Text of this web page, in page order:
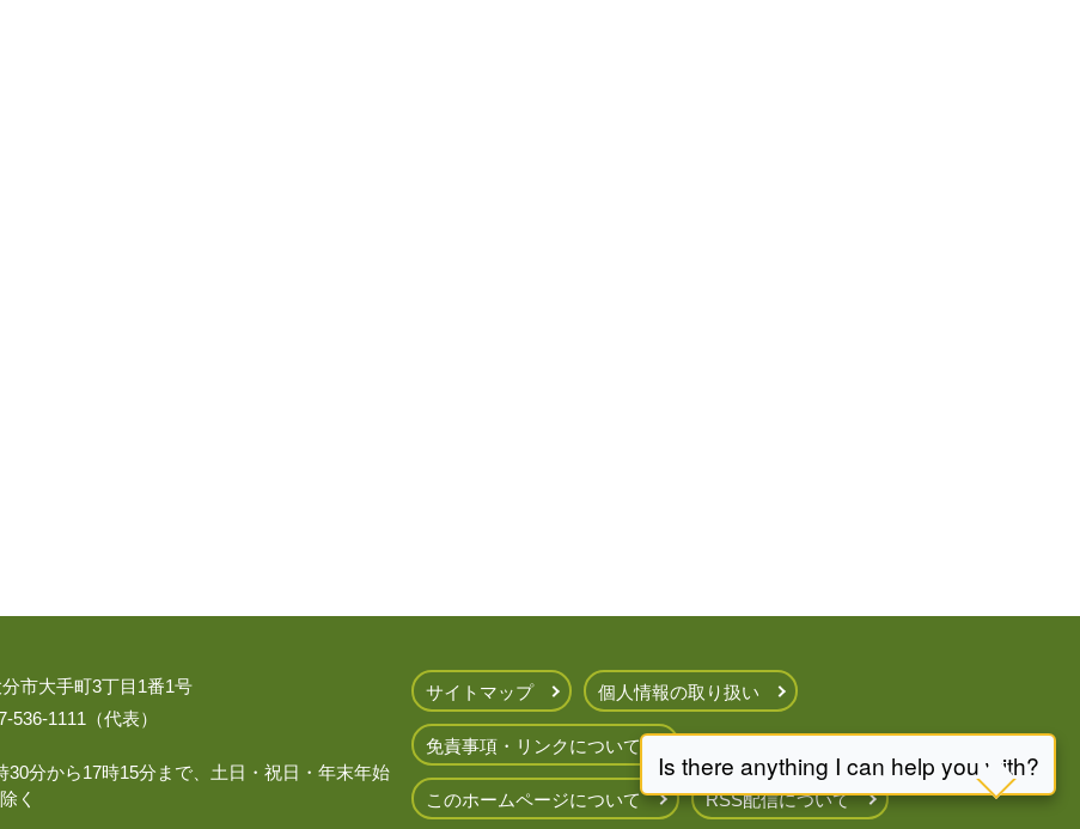
市大手町3丁目1番1号
536-1111（代表）
30分から17時15分まで、土日・祝日・年末年始
く
サイトマップ 個人情報の取り扱い
免責事項・リンクについて
このホームページについて RSS配信について